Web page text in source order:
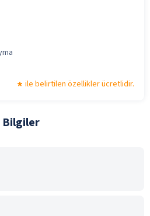
ile belirtilen özellikler ücretlidir.
Bilgiler